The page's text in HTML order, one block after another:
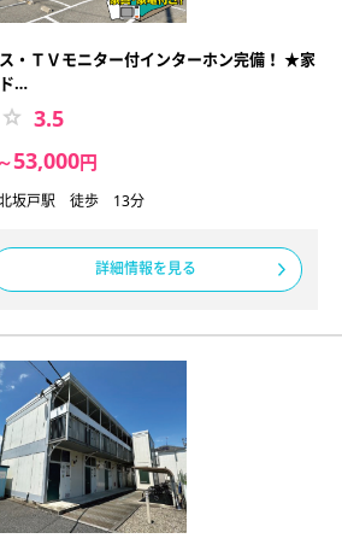
・ＴＶモニター付インターホン完備！ ★家
…
3.5
～53,000円
坂戸駅 徒歩 13分
詳細情報を見る